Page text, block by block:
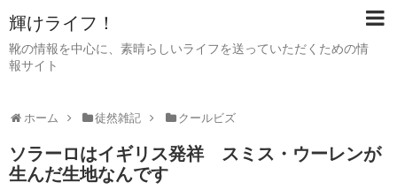
輝けライフ！
靴の情報を中心に、素晴らしいライフを送っていただくための情
報サイト
ホーム 徒然雑記 クールビズ
ソラーロはイギリス発祥 スミス・ウーレンが
生んだ生地なんです